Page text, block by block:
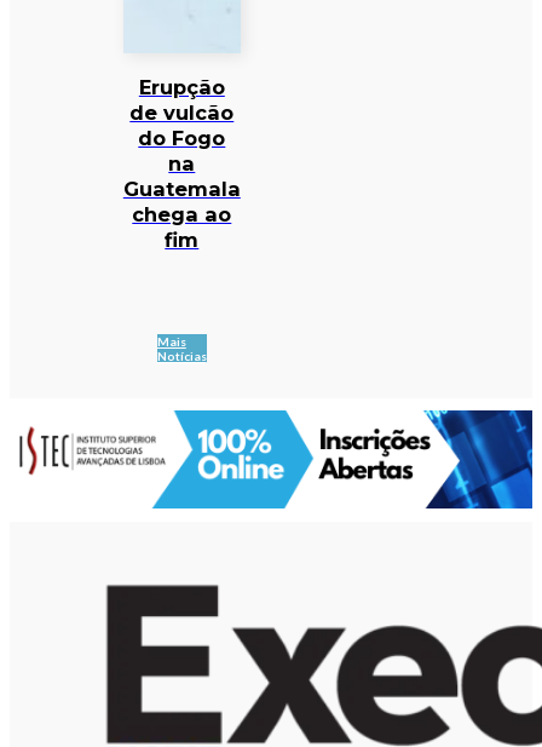
Erupção
de vulcão
do Fogo
na
Guatemala
chega ao
fim
Mais
Notícias